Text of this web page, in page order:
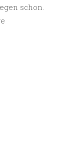
schon.